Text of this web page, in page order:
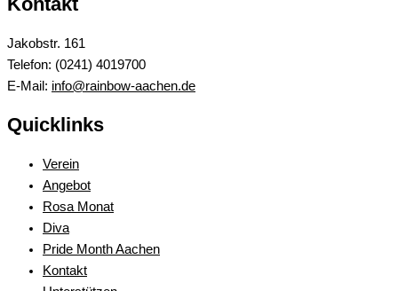
Jakobstr. 161
Telefon: (0241) 4019700
E-Mail: info@rainbow-aachen.de
Quicklinks
Verein
Angebot
Rosa Monat
Diva
Pride Month Aachen
Kontakt